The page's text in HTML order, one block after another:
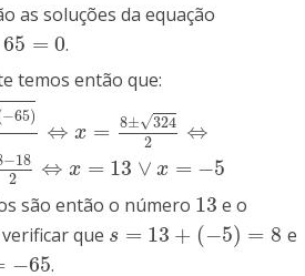
as soluções da equação
65 = 0.
temos então que:
−65)
⇔ x = 8± 324
√
2
⇔
×1⇔ x=8 ±324 2⇔
−18
2
⇔ x = 13 ∨ x = −5
x=13 ∨x =− 5
são então o número 13
13 e o
que s = 13 + (−5) = 8
s=13 +(− 5) =8
e
−65.